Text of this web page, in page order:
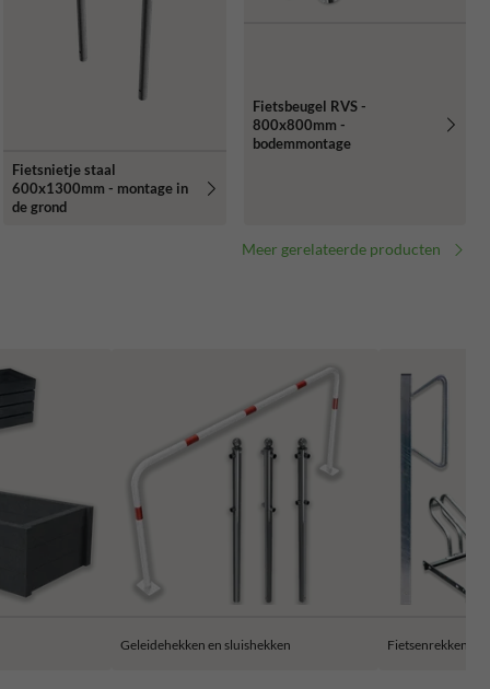
Fietsnietje staal
600x1300mm - montage in
de grond
Fietsbeugel RVS -
800x800mm -
bodemmontage
Meer gerelateerde producten
Geleidehekken en sluishekken Fietsenrekken